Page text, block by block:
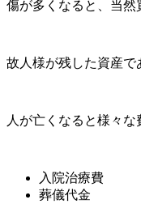
傷が多くなると、当然
故人様が残した資産で
人が亡くなると様々な
入院治療費
葬儀代金